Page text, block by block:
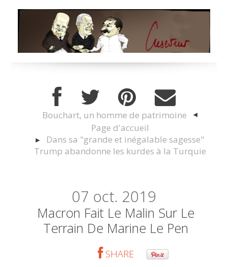
Bouchart, un homme de patrimoine
Page d'accueil
Dans sa "grande et inégalable sagesse"
Trump abandonne les kurdes à la Turquie
07 oct. 2019
Macron Fait Le Malin Sur Le
Terrain De Marine Le Pen
SHARE